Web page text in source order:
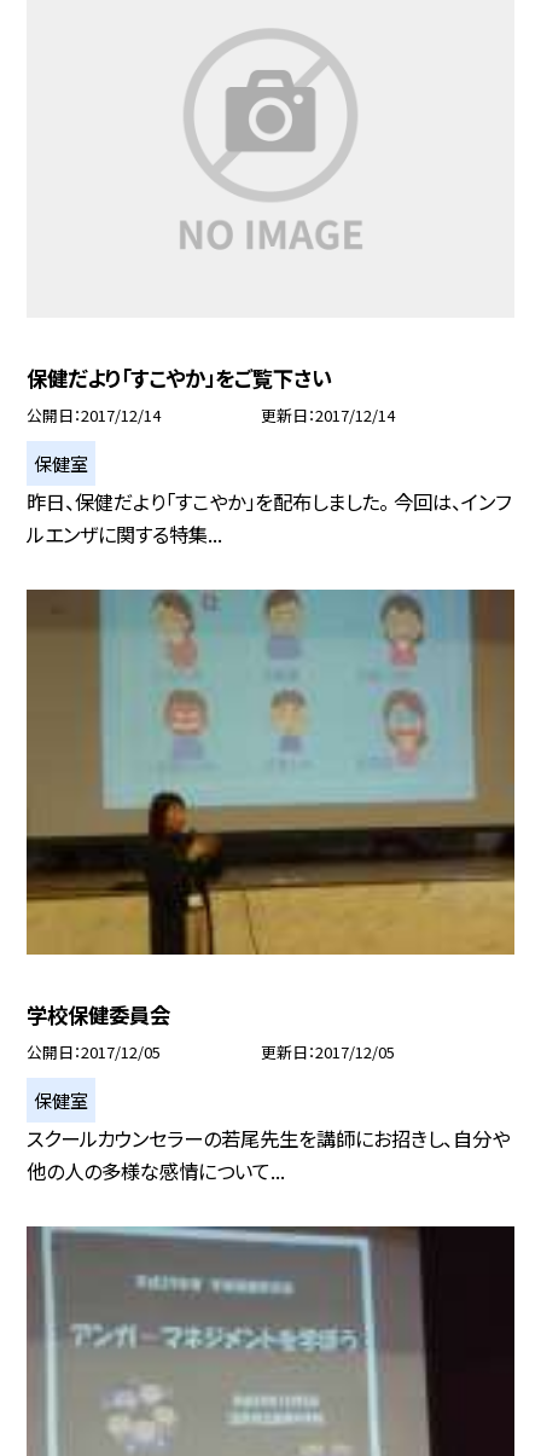
保健だより「すこやか」をご覧下さい
公開日 2017/12/14 更新日 2017/12/14
保健室
昨日、保健だより「すこやか」を配布しました。 今回は、インフ
ルエンザに関する特集...
学校保健委員会
公開日 2017/12/05 更新日 2017/12/05
保健室
スクールカウンセラーの若尾先生を講師にお招きし、自分や
他の人の多様な感情について...